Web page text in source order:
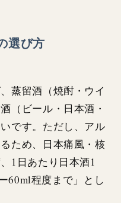
選び方
蒸留酒（焼酎・ウイ
（ビール・日本酒・
です。ただし、アル
ため、日本痛風・核
1日あたり日本酒1
60ml程度まで」とし